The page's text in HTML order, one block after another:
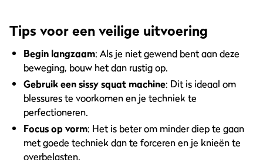
Tips voor een veilige uitvoering
Begin langzaam: Als je niet gewend bent aan deze
beweging, bouw het dan rustig op.
Gebruik een sissy squat machine: Dit is ideaal om
blessures te voorkomen en je techniek te
perfectioneren.
Focus op vorm: Het is beter om minder diep te gaan
met goede techniek dan te forceren en je knieën te
overbelasten.